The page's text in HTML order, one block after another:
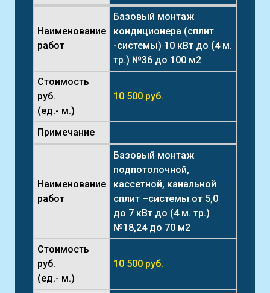
Наименование
работ
Базовый монтаж
кондиционера (сплит
-системы) 10 кВт до (4 м.
тр.) №36 до 100 м2
Стоимость
руб.
(ед.- м.)
10 500 руб.
Примечание
Наименование
работ
Базовый монтаж
подпотолочной,
кассетной, канальной
сплит –системы от 5,0
до 7 кВт до (4 м. тр.)
№18,24 до 70 м2
Стоимость
руб.
(ед.- м.)
10 500 руб.